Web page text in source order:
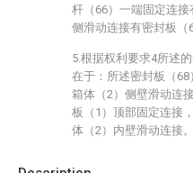
杆（66）一端固定连
侧滑动连接有密封板（
5.根据权利要求4所述
在于：所述密封板（
箱体（2）侧壁滑动连
板（1）顶部固定连接
体（2）内壁滑动连接。